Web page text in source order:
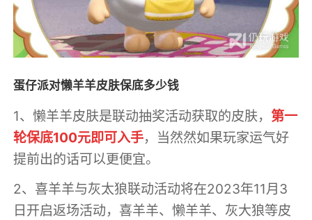
蛋仔派对懒羊羊皮肤保底多少钱
1、懒羊羊皮肤是联动抽奖活动获取的皮肤，第一
轮保底100元即可入手，当然然如果玩家运气好
提前出的话可以更便宜。
2、喜羊羊与灰太狼联动活动将在2023年11月3
日开启返场活动，喜羊羊、懒羊羊、灰大狼等皮